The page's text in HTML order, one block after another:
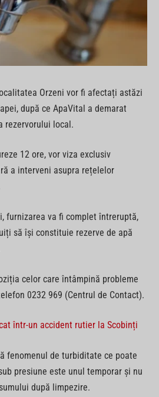
Orzeni vor fi afectați astăzi
după ce ApaVital a demarat
rezervorului local.
12 ore, vor viza exclusiv
a interveni asupra rețelelor
furnizarea va fi complet întreruptă,
să își constituie rezerve de apă
celor care întâmpină probleme
0232 969 (Centrul de Contact).
într-un accident rutier la Scobinți
fenomenul de turbiditate ce poate
presiune este unul temporar și nu
după limpezire.